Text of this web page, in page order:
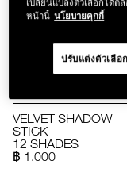
VELVET SHADOW
STICK
12 SHADES
฿ 1,000
เปลี่ยนแปลงตัวเลือกได้ต
หน้านี้ นโยบายคุกกี้
ปรับแต่งตัวเลือ